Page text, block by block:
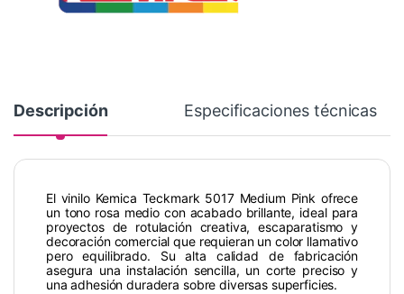
Descripción Especificaciones técnicas
El vinilo Kemica Teckmark 5017 Medium Pink ofrece
un tono rosa medio con acabado brillante, ideal para
proyectos de rotulación creativa, escaparatismo y
decoración comercial que requieran un color llamativo
pero equilibrado. Su alta calidad de fabricación
asegura una instalación sencilla, un corte preciso y
una adhesión duradera sobre diversas superficies.